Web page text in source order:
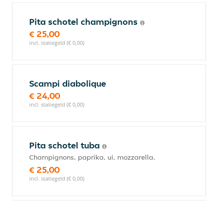
Pita schotel champignons
€ 25,00
incl. statiegeld (€ 0,00)
Scampi diabolique
€ 24,00
incl. statiegeld (€ 0,00)
Pita schotel tuba
Champignons, paprika, ui, mozzarella.
€ 25,00
incl. statiegeld (€ 0,00)